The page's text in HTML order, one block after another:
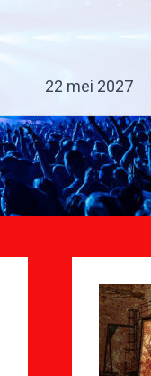
22 mei 2027